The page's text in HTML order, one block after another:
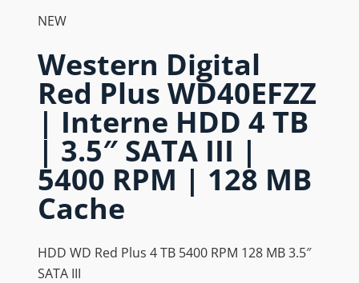
NEW
Western Digital
Red Plus WD40EFZZ
| Interne HDD 4 TB
| 3.5″ SATA III |
5400 RPM | 128 MB
Cache
HDD WD Red Plus 4 TB 5400 RPM 128 MB 3.5″
SATA III